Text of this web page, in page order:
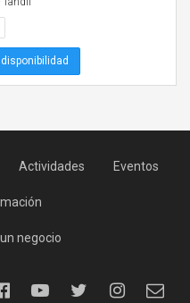
Actividades Eventos
negocio